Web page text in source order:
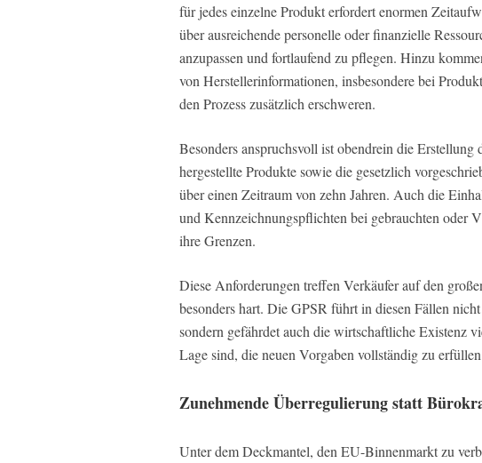
für jedes einzelne Produkt erfordert enormen
über ausreichende personelle oder finanzielle
anzupassen und fortlaufend zu pflegen. Hinzu
von Herstellerinformationen, insbesondere bei
den Prozess zusätzlich erschweren.
Besonders anspruchsvoll ist obendrein die
hergestellte Produkte sowie die gesetzlich
über einen Zeitraum von zehn Jahren. Auch die
und Kennzeichnungspflichten bei gebrauchten oder
ihre Grenzen.
Diese Anforderungen treffen Verkäufer auf den
besonders hart. Die GPSR führt in diesen Fällen
sondern gefährdet auch die wirtschaftliche Existenz
Lage sind, die neuen Vorgaben vollständig zu
Zunehmende Überregulierung statt
Unter dem Deckmantel, den EU-Binnenmarkt zu